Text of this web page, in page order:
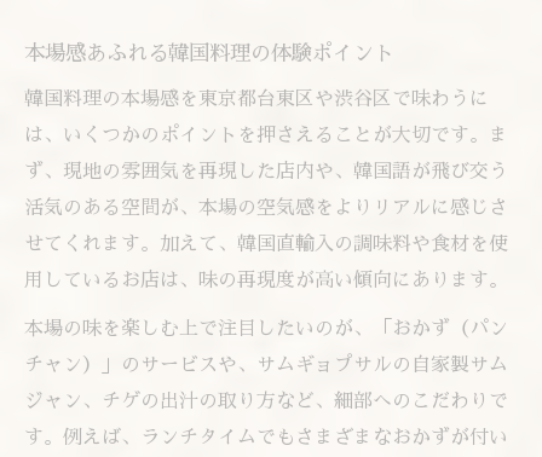
女子会や飲み会に最適な韓国グルメの選び方
女子会に人気の韓国料理アジアグルメ特集
飲み会向け韓国料理のおすすめポイント解
説
韓国料理が盛り上げる女子会のアイデア集
韓国料理のテイクアウト活用術を紹介
外食で楽しむ韓国料理の新しいスタイル
本場感あふれる韓国料理の体験ポイント
韓国料理の本場感を東京都台東区や渋谷区で味わうに
は、いくつかのポイントを押さえることが大切です。ま
ず、現地の雰囲気を再現した店内や、韓国語が飛び交う
活気のある空間が、本場の空気感をよりリアルに感じさ
せてくれます。加えて、韓国直輸入の調味料や食材を使
用しているお店は、味の再現度が高い傾向にあります。
本場の味を楽しむ上で注目したいのが、「おかず（パン
チャン）」のサービスや、サムギョプサルの自家製サム
ジャン、チゲの出汁の取り方など、細部へのこだわりで
す。例えば、ランチタイムでもさまざまなおかずが付い